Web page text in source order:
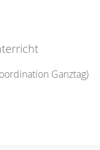
Ganztag)